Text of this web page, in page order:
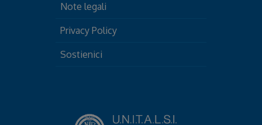
Note legali
Privacy Policy
Sostienici